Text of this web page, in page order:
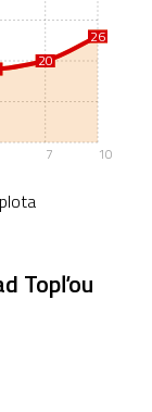
20
26
20
26
7 10
Topľou